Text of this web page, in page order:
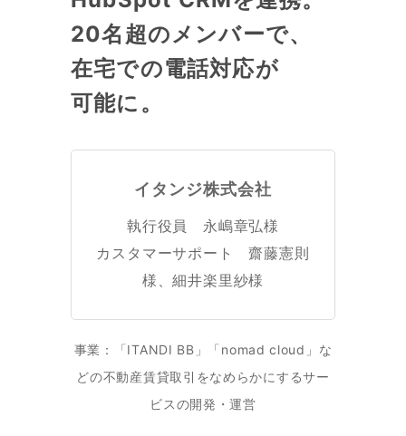
20名超のメンバーで、
在宅での電話対応が
可能に。
イタンジ株式会社
執行役員 永嶋章弘様
カスタマーサポート 齋藤憲則
様、細井楽里紗様
事業：「ITANDI BB」「nomad cloud」な
どの不動産賃貸取引をなめらかにするサー
ビスの開発・運営